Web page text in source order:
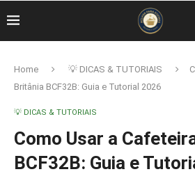
Home 💡 DICAS & TUTORIAIS
Britânia BCF32B: Guia e Tutorial 2026
💡 DICAS & TUTORIAIS
Como Usar a
BCF32B: Guia e